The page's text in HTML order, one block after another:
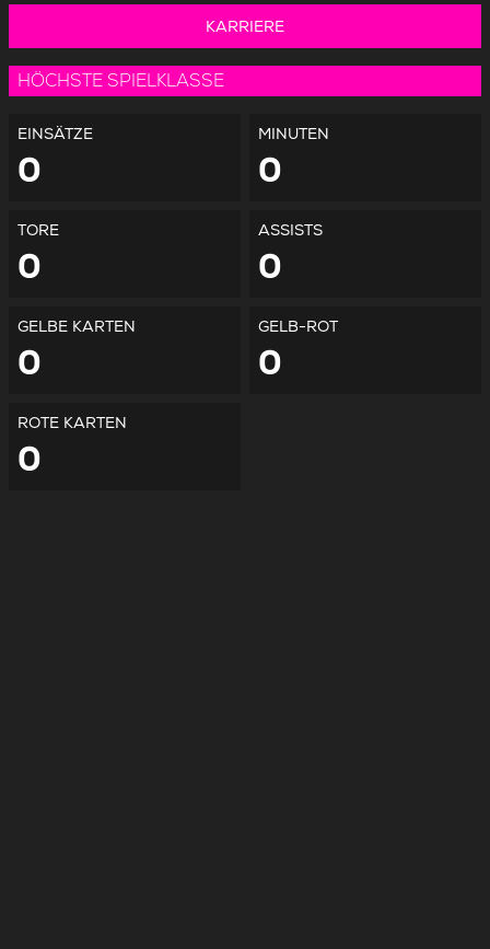
KARRIERE
HÖCHSTE SPIELKLASSE
EINSÄTZE
0
MINUTEN
0
TORE
0
ASSISTS
0
GELBE KARTEN
0
GELB-ROT
0
ROTE KARTEN
0